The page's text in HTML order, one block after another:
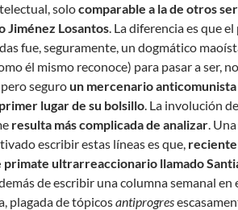
solocomparable a la de otros
Jiménez Losantos. La diferencia es que
fue, seguramente, un dogmático
él mismo reconoce) para pasar a ser,
seguroun mercenario anticomunista
lugar de su bolsillo. La involución de
resulta más complicada de analizar.
escribir estas líneas es que,
primate ultrarreaccionario llamado
de escribir una columna semanal en
plagada de tópicosantiprogres